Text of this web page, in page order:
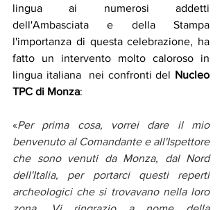
lingua ai numerosi addetti
dell'Ambasciata e della Stampa
l'importanza di questa celebrazione, ha
fatto un intervento molto caloroso in
lingua italiana  nei confronti del Nucleo
TPC di Monza:
«Per prima cosa, vorrei dare il mio
benvenuto al Comandante e all'Ispettore
che sono venuti da Monza, dal Nord
dell'Italia, per portarci questi reperti
archeologici che si trovavano nella loro